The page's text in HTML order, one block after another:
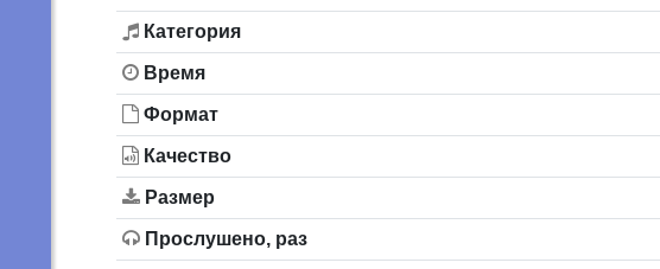
Категория
Время
Формат
Качество
Размер
Прослушено, раз